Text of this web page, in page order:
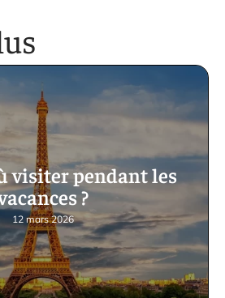
visiter pendant les
?
12 mars 2026